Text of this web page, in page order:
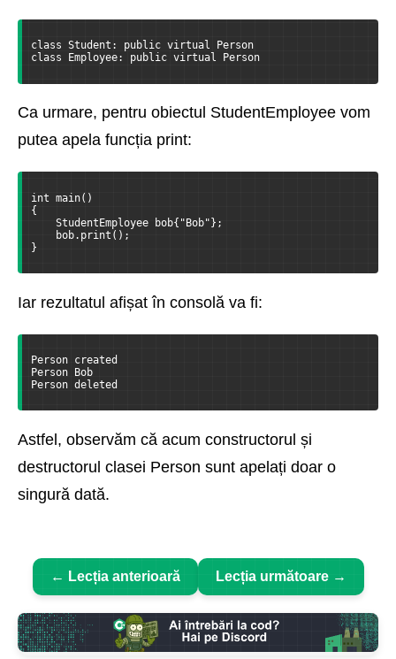
class Student: public virtual Person
class Employee: public virtual Person
Ca urmare, pentru obiectul StudentEmployee vom
putea apela funcția print:
int main()
{
StudentEmployee bob{"Bob"};
bob.print();
}
Iar rezultatul afișat în consolă va fi:
Person created
Person Bob
Person deleted
Astfel, observăm că acum constructorul și
destructorul clasei Person sunt apelați doar o
singură dată.
← Lecția anterioară Lecția următoare →